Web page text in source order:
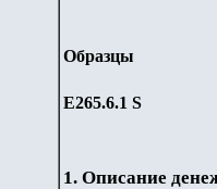
Образцы
Е265.6.1 S
1. Описание